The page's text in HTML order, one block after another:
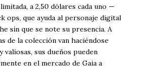
a 2,50 dólares cada uno —
ops, que ayuda al personaje digital
sin que se note su presencia. A
de la colección van haciéndose
valiosas, sus dueños pueden
en el mercado de Gaia a